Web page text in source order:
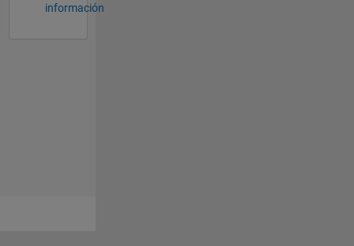
información